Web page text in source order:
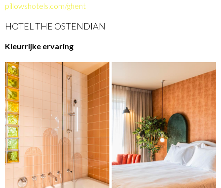
pillowshotels.com/ghent
HOTEL THE OSTENDIAN
Kleurrijke ervaring